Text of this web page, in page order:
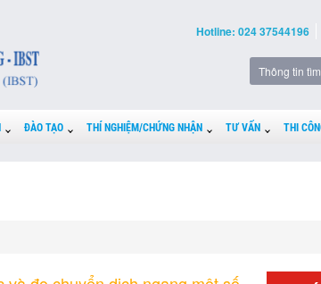
Hotline: 024 37544196
ĐÀO TẠO THÍ NGHIỆM/CHỨNG NHẬN TƯ VẤN THI